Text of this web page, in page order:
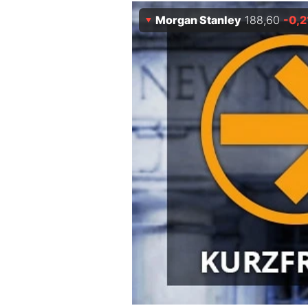
Experten
Mein B:O
Kontakt
Morgan Stanley 188,60 -